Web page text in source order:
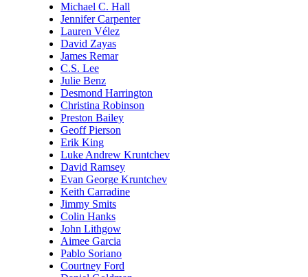
Michael C. Hall
Jennifer Carpenter
Lauren Vélez
David Zayas
James Remar
C.S. Lee
Julie Benz
Desmond Harrington
Christina Robinson
Preston Bailey
Geoff Pierson
Erik King
Luke Andrew Kruntchev
David Ramsey
Evan George Kruntchev
Keith Carradine
Jimmy Smits
Colin Hanks
John Lithgow
Aimee Garcia
Pablo Soriano
Courtney Ford